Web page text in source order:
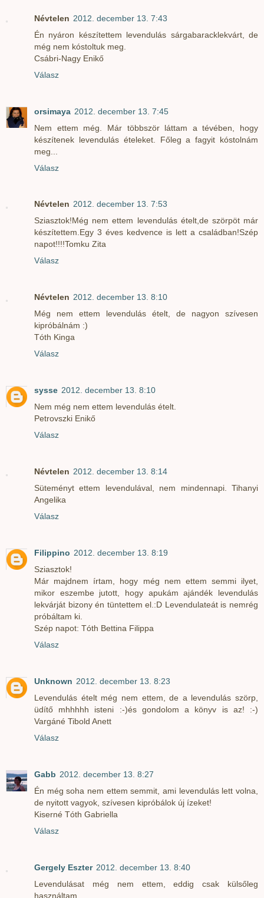
Névtelen 2012. december 13. 7:43
Én nyáron készítettem levendulás sárgabaracklekvárt, de
még nem kóstoltuk meg.
Csábri-Nagy Enikő
Válasz
orsimaya 2012. december 13. 7:45
Nem ettem még. Már többször láttam a tévében, hogy
készítenek levendulás ételeket. Főleg a fagyit kóstolnám
meg...
Válasz
Névtelen 2012. december 13. 7:53
Sziasztok!Még nem ettem levendulás ételt,de szörpöt már
készítettem.Egy 3 éves kedvence is lett a családban!Szép
napot!!!!Tomku Zita
Válasz
Névtelen 2012. december 13. 8:10
Még nem ettem levendulás ételt, de nagyon szívesen
kipróbálnám :)
Tóth Kinga
Válasz
sysse 2012. december 13. 8:10
Nem még nem ettem levendulás ételt.
Petrovszki Enikő
Válasz
Névtelen 2012. december 13. 8:14
Süteményt ettem levendulával, nem mindennapi. Tihanyi
Angelika
Válasz
Filippino 2012. december 13. 8:19
Sziasztok!
Már majdnem írtam, hogy még nem ettem semmi ilyet,
mikor eszembe jutott, hogy apukám ajándék levendulás
lekvárját bizony én tüntettem el.:D Levendulateát is nemrég
próbáltam ki.
Szép napot: Tóth Bettina Filippa
Válasz
Unknown 2012. december 13. 8:23
Levendulás ételt még nem ettem, de a levendulás szörp,
üdítő mhhhhh isteni :-)és gondolom a könyv is az! :-)
Vargáné Tibold Anett
Válasz
Gabb 2012. december 13. 8:27
Én még soha nem ettem semmit, ami levendulás lett volna,
de nyitott vagyok, szívesen kipróbálok új ízeket!
Kiserné Tóth Gabriella
Válasz
Gergely Eszter 2012. december 13. 8:40
Levendulásat még nem ettem, eddig csak külsőleg
használtam.